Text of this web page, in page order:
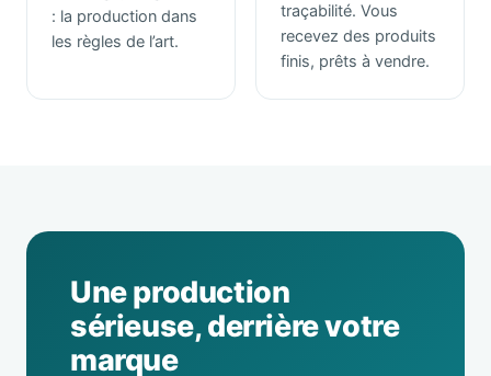
: la production dans
les règles de l’art.
traçabilité. Vous
recevez des produits
finis, prêts à vendre.
Une production
sérieuse, derrière votre
marque